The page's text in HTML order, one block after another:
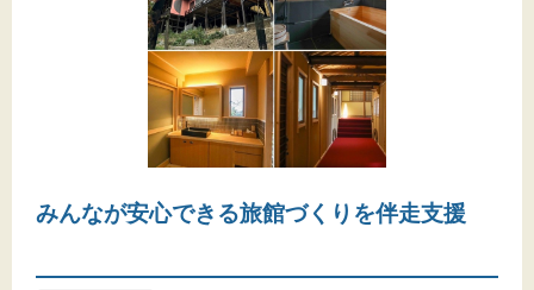
みんなが安心できる旅館づくりを伴走支援